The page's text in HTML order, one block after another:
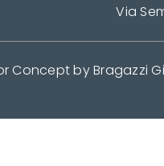
Via
Concept by Bragazzi